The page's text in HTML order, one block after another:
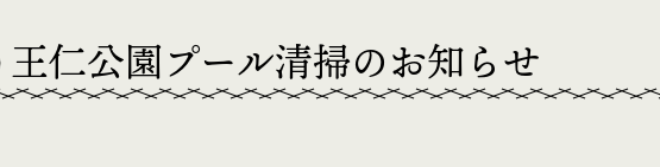
仁公園プール清掃のお知らせ